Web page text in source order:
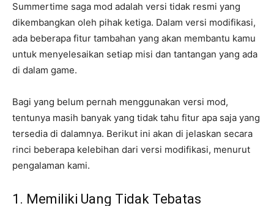
Summertime saga mod adalah versi tidak resmi yang
dikembangkan oleh pihak ketiga. Dalam versi modifikasi,
ada beberapa fitur tambahan yang akan membantu kamu
untuk menyelesaikan setiap misi dan tantangan yang ada
di dalam game.
Bagi yang belum pernah menggunakan versi mod,
tentunya masih banyak yang tidak tahu fitur apa saja yang
tersedia di dalamnya. Berikut ini akan di jelaskan secara
rinci beberapa kelebihan dari versi modifikasi, menurut
pengalaman kami.
1. Memiliki Uang Tidak Tebatas